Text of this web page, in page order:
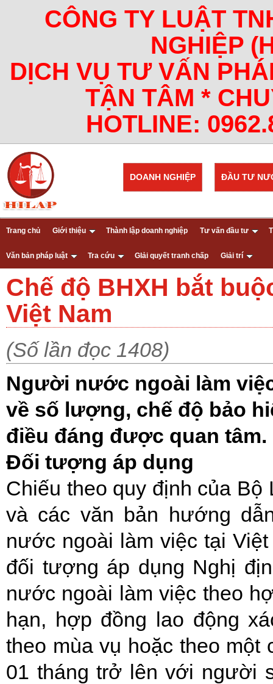
CÔNG TY LUẬT
NGHIỆP
DỊCH VỤ TƯ VẤN
TẬN TÂM *
HOTLINE:
ĐẦU TƯ
DOANH NGHIỆP
Trang chủ Giới thiệu Thành lập doanh nghiệp Tư vấn đầu tư
Văn bản pháp luật Tra cứu GIải quyết tranh chấp Giải trí
Chế độ BHXH bắt
Việt Nam
(Số lần đọc 1408)
Người nước ngoài làm
về số lượng, chế độ bảo
điều đáng được quan tâm.
Đối tượng áp dụng
Chiếu theo quy định của Bộ
và các văn bản hướng
nước ngoài làm việc tại
đối tượng áp dụng Nghị
nước ngoài làm việc theo
hạn, hợp đồng lao động
theo mùa vụ hoặc theo
01 tháng trở lên với người